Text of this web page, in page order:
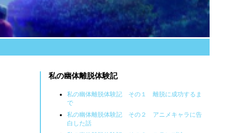
私の幽体離脱体験記
私の幽体離脱体験記 その１ 離脱に成功するま
で
私の幽体離脱体験記 その２ アニメキャラに告
白した話